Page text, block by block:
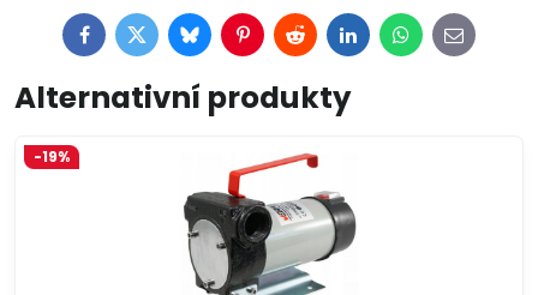
FacebookTwitterBlueskyPinterestRedditLinkedInWhatsApp
E-
mail
Alternativní produkty
-19%